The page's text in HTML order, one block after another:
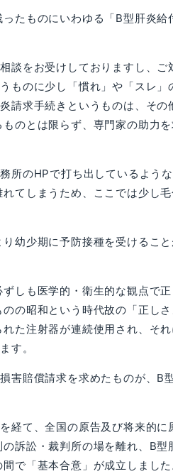
たものにいわゆる「B型肝炎給
をお受けしておりますし、ご
ものに少し「慣れ」や「スレ」
請求手続きというものは、その
のとは限らず、専門家の助力
所のHPで打ち出しているよう
てしまうため、ここでは少し
幼少期に予防接種を受けるこ
しも医学的・衛生的な観点で
の昭和という時代故の「正し
た注射器が連続使用され、そ
す。
害賠償請求を求めたものが、B
経て、全国の原告及び将来的に
訴訟・裁判所の場を離れ、B型
で「基本合意」が成立しまし